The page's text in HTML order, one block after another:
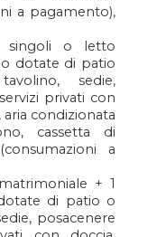
a pagamento),
o letto
dotate di patio
sedie,
privati con
aria condizionata
cassetta di
a
+ 1
di patio o
posacenere